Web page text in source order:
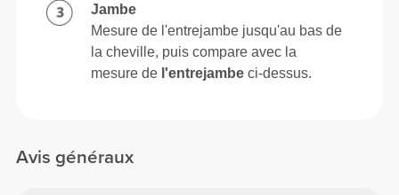
Avis généraux
Jambe
Mesure de l'entrejambe jusqu'au bas de
la cheville, puis compare avec la
mesure de l'entrejambe ci-dessus.